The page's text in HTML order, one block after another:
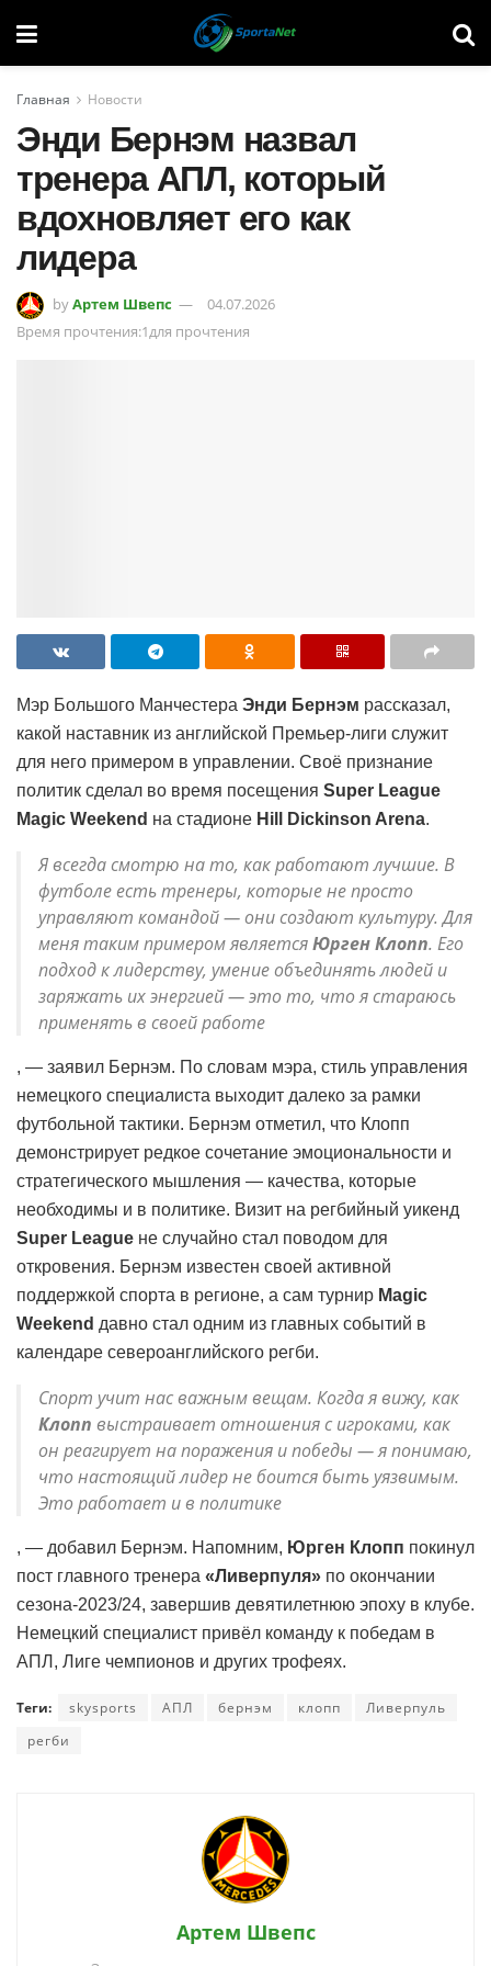
Главная Новости
Энди Бернэм назвал
тренера АПЛ, который
вдохновляет его как
лидера
byАртем Швепс
04.07.2026
Время прочтения:1для прочтения
Мэр Большого Манчестера Энди Бернэм рассказал,
какой наставник из английской Премьер-лиги служит
для него примером в управлении. Своё признание
политик сделал во время посещения Super League
Magic Weekend на стадионе Hill Dickinson Arena.
Я всегда смотрю на то, как работают лучшие. В
футболе есть тренеры, которые не просто
управляют командой — они создают культуру. Для
меня таким примером являетсяЮрген Клопп. Его
подход к лидерству, умение объединять людей и
заряжать их энергией — это то, что я стараюсь
применять в своей работе
, — заявил Бернэм. По словам мэра, стиль управления
немецкого специалиста выходит далеко за рамки
футбольной тактики. Бернэм отметил, что Клопп
демонстрирует редкое сочетание эмоциональности и
стратегического мышления — качества, которые
необходимы и в политике. Визит на регбийный уикенд
Super League не случайно стал поводом для
откровения. Бернэм известен своей активной
поддержкой спорта в регионе, а сам турнир Magic
Weekend давно стал одним из главных событий в
календаре североанглийского регби.
Спорт учит нас важным вещам. Когда я вижу, как
Клопп выстраивает отношения с игроками, как
он реагирует на поражения и победы — я понимаю,
что настоящий лидер не боится быть уязвимым.
Это работает и в политике
, — добавил Бернэм. Напомним, Юрген Клопп покинул
пост главного тренера «Ливерпуля» по окончании
сезона-2023/24, завершив девятилетнюю эпоху в клубе.
Немецкий специалист привёл команду к победам в
АПЛ, Лиге чемпионов и других трофеях.
Теги: skysports АПЛ бернэм клопп
Ливерпуль
регби
Артем Швепс